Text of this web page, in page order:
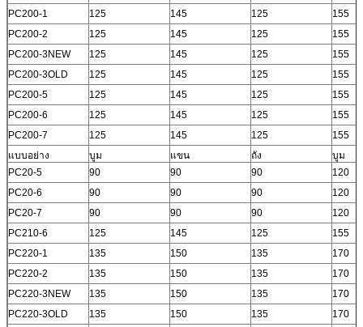
PC200-1
125 145 125
155
PC200-2
125 145 125
155
PC200-3NEW
125 145 125
155
PC200-3OLD
125 145 125
155
PC200-5
125 145 125
155
PC200-6
125 145 125
155
PC200-7
125 145 125
155
แบบอย่าง
บูม แขน ถัง
บูม
PC20-5
90 90 90
120
PC20-6
90 90 90
120
PC20-7
90 90 90
120
PC210-6
125 145 125
155
PC220-1
135 150 135
170
PC220-2
135 150 135
170
PC220-3NEW
135 150 135
170
PC220-3OLD
135 150 135
170